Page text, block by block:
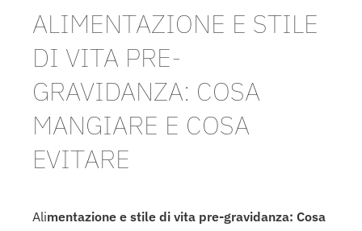
ALIMENTAZIONE E STILE
DI VITA PRE-
GRAVIDANZA: COSA
MANGIARE E COSA
EVITARE
Alimentazione e stile di vita pre-gravidanza: Cosa